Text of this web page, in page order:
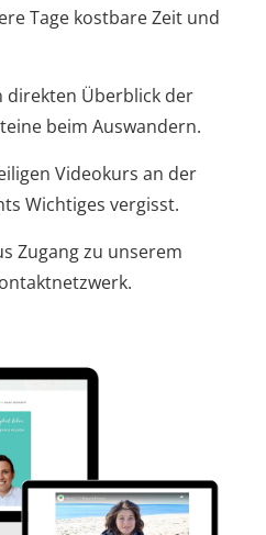
Tage kostbare Zeit und
direkten Überblick der
beim Auswandern.
Videokurs an der
Wichtiges vergisst.
Zugang zu unserem